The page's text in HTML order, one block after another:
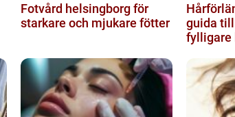
Fotvård helsingborg för
starkare och mjukare fötter
guida
fylligare